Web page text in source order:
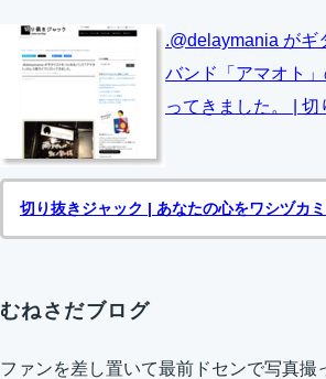
.@delaymania がギ
バンド「アマオト
ってきました。 | 切
切り抜きジャック | あなたの心をワシヅカ
むねさだブログ
ファンを差し置いて最前ドセンで写真撮